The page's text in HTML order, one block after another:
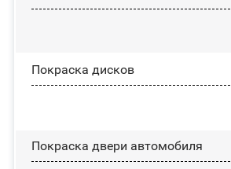
Покраска дисков
Покраска двери автомобиля